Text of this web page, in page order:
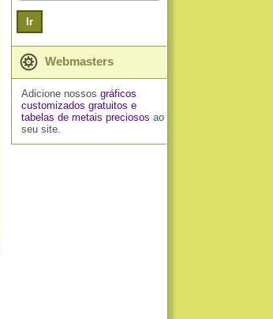
Ir
Webmasters
Adicione nossos gráficos
customizados gratuitos e
tabelas de metais preciosos ao
seu site.